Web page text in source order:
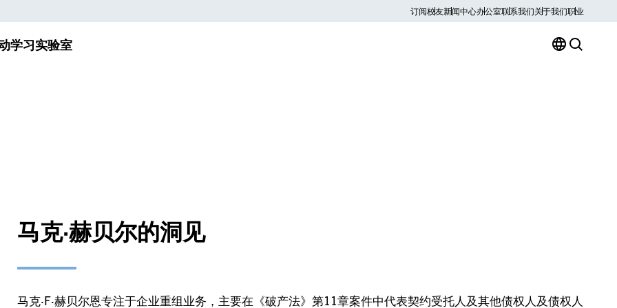
订阅校友新闻中心办公室联系我们关于我们职业
学习实验室
马克·赫贝尔的洞见
马克·F·赫贝尔恩专注于企业重组业务，主要在《破产法》第11章案件中代表契约受托人及其他债权人及债权人